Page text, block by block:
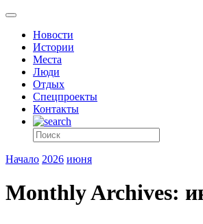
Новости
Истории
Места
Люди
Отдых
Спецпроекты
Контакты
Начало 2026 июня
Monthly Archives: